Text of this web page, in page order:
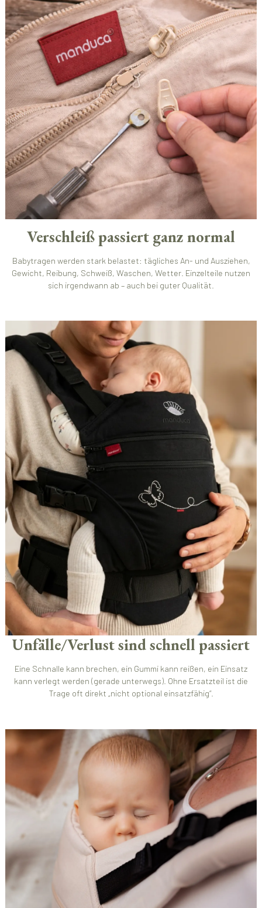
Verschleiß passiert ganz normal
Babytragen werden stark belastet: tägliches An- und Ausziehen,
Gewicht, Reibung, Schweiß, Waschen, Wetter. Einzelteile nutzen
sich irgendwann ab – auch bei guter Qualität.
Unfälle/Verlust sind schnell passiert
Eine Schnalle kann brechen, ein Gummi kann reißen, ein Einsatz
kann verlegt werden (gerade unterwegs). Ohne Ersatzteil ist die
Trage oft direkt „nicht optional einsatzfähig“.